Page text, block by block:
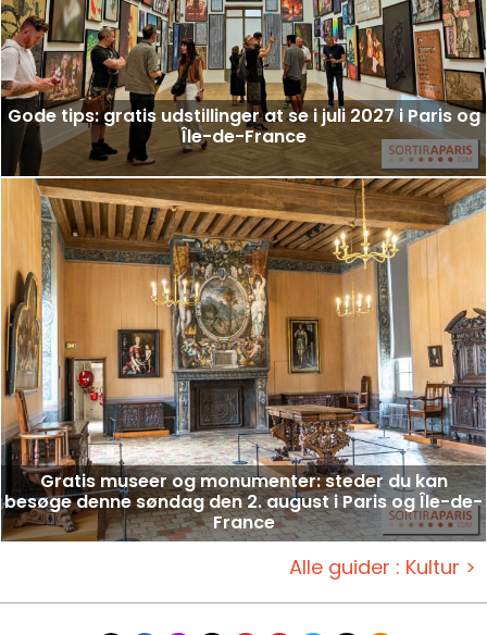
Gode tips: gratis udstillinger at se i juli 2027 i Paris og
Île-de-France
Gratis museer og monumenter: steder du kan
besøge denne søndag den 2. august i Paris og Île-de-
France
Alle guider : Kultur >